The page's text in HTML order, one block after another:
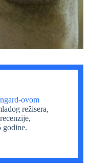
ovom
režisera,
godine.